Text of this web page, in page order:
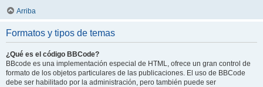
Arriba
Formatos y tipos de temas
¿Qué es el código BBCode?
BBcode es una implementación especial de HTML, ofrece un gran control de
formato de los objetos particulares de las publicaciones. El uso de BBCode
debe ser habilitado por la administración, pero también puede ser